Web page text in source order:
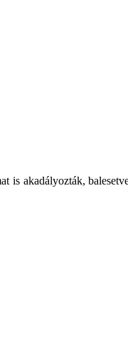
akadályozták,